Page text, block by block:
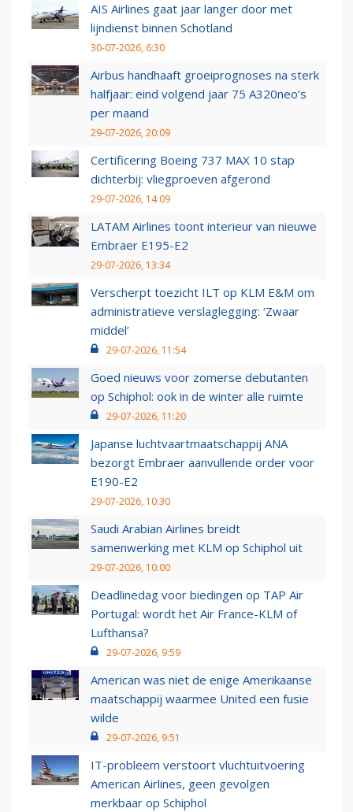
AIS Airlines gaat jaar langer door met
lijndienst binnen Schotland
30-07-2026, 6:30
Airbus handhaaft groeiprognoses na sterk
halfjaar: eind volgend jaar 75 A320neo’s
per maand
29-07-2026, 20:09
Certificering Boeing 737 MAX 10 stap
dichterbij: vliegproeven afgerond
29-07-2026, 14:09
LATAM Airlines toont interieur van nieuwe
Embraer E195-E2
29-07-2026, 13:34
Verscherpt toezicht ILT op KLM E&M om
administratieve verslaglegging: ‘Zwaar
middel’
29-07-2026, 11:54
Goed nieuws voor zomerse debutanten
op Schiphol: ook in de winter alle ruimte
29-07-2026, 11:20
Japanse luchtvaartmaatschappij ANA
bezorgt Embraer aanvullende order voor
E190-E2
29-07-2026, 10:30
Saudi Arabian Airlines breidt
samenwerking met KLM op Schiphol uit
29-07-2026, 10:00
Deadlinedag voor biedingen op TAP Air
Portugal: wordt het Air France-KLM of
Lufthansa?
29-07-2026, 9:59
American was niet de enige Amerikaanse
maatschappij waarmee United een fusie
wilde
29-07-2026, 9:51
IT-probleem verstoort vluchtuitvoering
American Airlines, geen gevolgen
merkbaar op Schiphol